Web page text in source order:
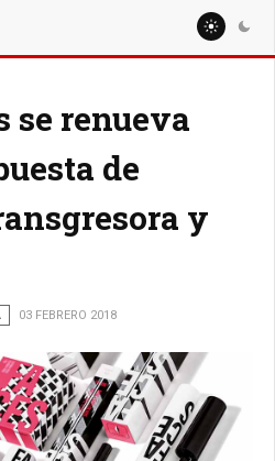
se renueva
de
y
03 FEBRERO 2018